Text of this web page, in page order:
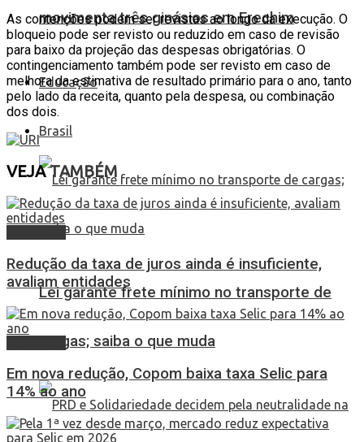
movimenta três ginásios em Erechim
Educação
Brasil
Lei garante frete mínimo no transporte de
cargas; saiba o que muda
As contenções podem ser revistas ao longo da execução. O
bloqueio pode ser revisto ou reduzido em caso de revisão
para baixo da projeção das despesas obrigatórias. O
contingenciamento também pode ser revisto em caso de
melhora da estimativa de resultado primário para o ano, tanto
pelo lado da receita, quanto pela despesa, ou combinação
dos dois.
VEJATAMBÉM
Redução da taxa de juros ainda é insuficiente,
avaliam entidades
Em nova redução, Copom baixa taxa Selic para
14% ao ano